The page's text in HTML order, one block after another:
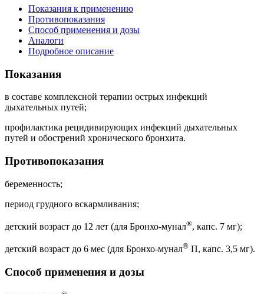
Показания к применению
Противопоказания
Способ применения и дозы
Аналоги
Подробное описание
Показания
в составе комплексной терапии острых инфекций
дыхательных путей;
профилактика рецидивирующих инфекций дыхательных
путей и обострений хронического бронхита.
Противопоказания
беременность;
период грудного вскармливания;
детский возраст до 12 лет (для Бронхо-мунал®, капс. 7 мг);
детский возраст до 6 мес (для Бронхо-мунал® П, капс. 3,5 мг).
Способ применения и дозы